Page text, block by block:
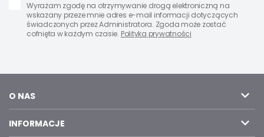
Wyrażam zgodę na otrzymywanie drogą elektroniczną na
wskazany przeze mnie adres e-mail informacji dotyczących
świadczonych przez Administratora. Zgoda może zostać
cofnięta w każdym czasie. Polityka prywatności
O NAS
INFORMACJE